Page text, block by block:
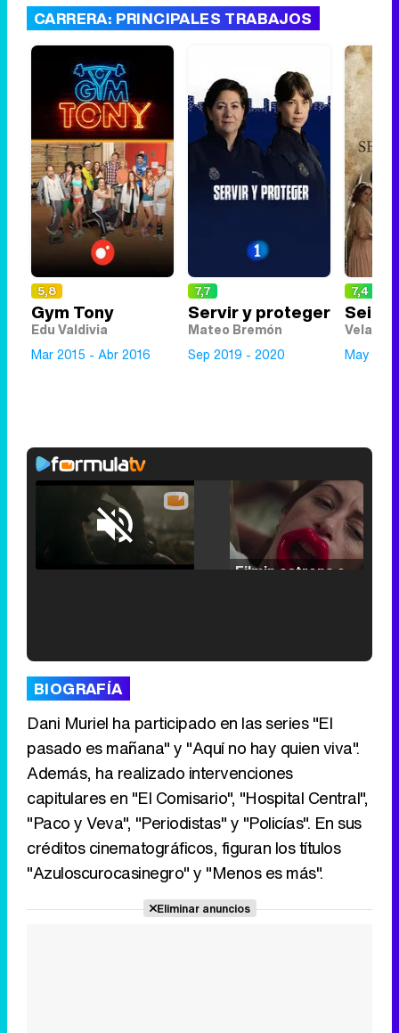
CARRERA: PRINCIPALES TRABAJOS
5,8
Gym Tony
Edu Valdivia
Mar 2015 - Abr 2016
7,7
Servir y proteger
Mateo Bremón
Sep 2019 - 2020
7,4
Seis
Velasco
May
Unmute /
Loaded
25.30%
BIOGRAFÍA
Dani Muriel ha participado en las series "El
pasado es mañana" y "Aquí no hay quien viva".
Además, ha realizado intervenciones
capitulares en "El Comisario", "Hospital Central",
"Paco y Veva", "Periodistas" y "Policías". En sus
créditos cinematográficos, figuran los títulos
"Azuloscurocasinegro" y "Menos es más".
Eliminar anuncios